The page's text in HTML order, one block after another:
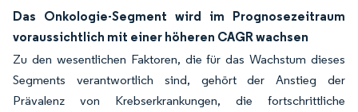
Das Onkologie-Segment wird im Prognosezeitraum
voraussichtlich mit einer höheren CAGR wachsen
Zu den wesentlichen Faktoren, die für das Wachstum dieses
Segments verantwortlich sind, gehört der Anstieg der
Prävalenz von Krebserkrankungen, die fortschrittliche